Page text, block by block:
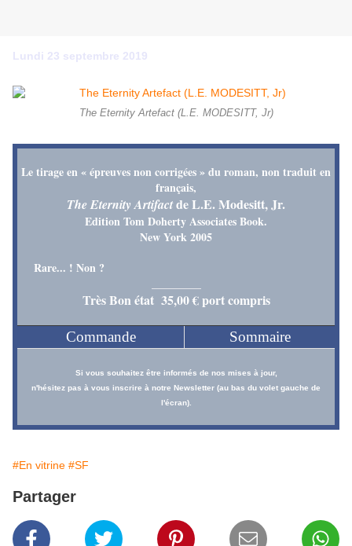
Lundi 23 septembre 2019
The Eternity Artefact (L.E. MODESITT, Jr)
Le tirage en « épreuves non corrigées » du roman, non traduit en
français,
The Eternity Artifactde L.E. Modesitt, Jr.
Edition Tom Doherty Associates Book.
New York 2005
Rare... ! Non ?
Très Bon état 35,00 € port compris
Commande Sommaire
Si vous souhaitez être informés de nos mises à jour,
n'hésitez pas à vous inscrire à notre Newsletter (au bas du volet gauche de
l'écran).
#En vitrine #SF
Partager